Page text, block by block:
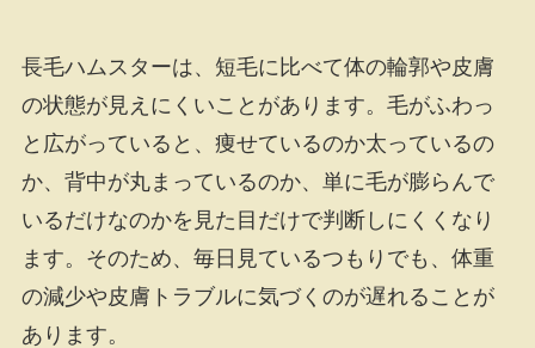
長毛ハムスターは、短毛に比べて体の輪郭や皮膚
の状態が見えにくいことがあります。毛がふわっ
と広がっていると、痩せているのか太っているの
か、背中が丸まっているのか、単に毛が膨らんで
いるだけなのかを見た目だけで判断しにくくなり
ます。そのため、毎日見ているつもりでも、体重
の減少や皮膚トラブルに気づくのが遅れることが
あります。